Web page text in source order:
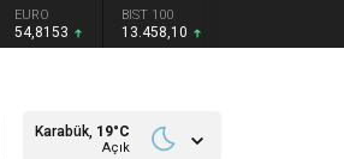
EURO
54,8153
BIST 100
13.458,10
Karabük, 19°C
Açık